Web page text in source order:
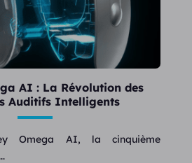
AI : La Révolution des
Auditifs Intelligents
Omega AI, la cinquième